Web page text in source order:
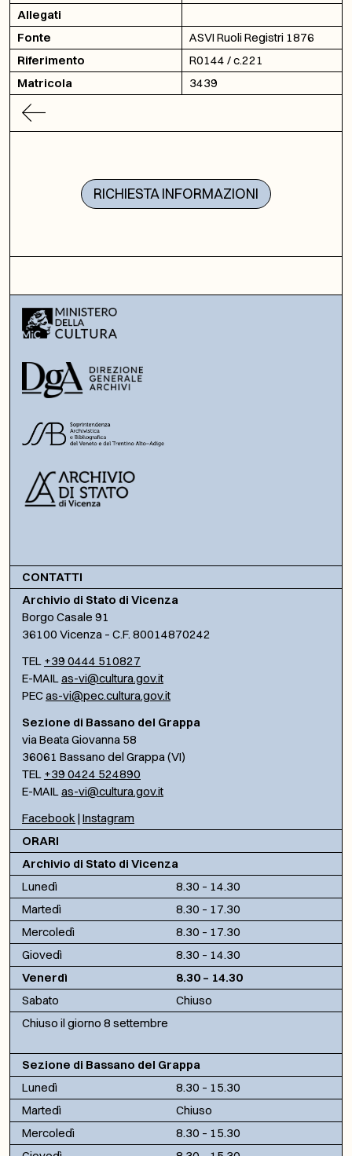
Allegati
Fonte
ASVI Ruoli Registri 1876
Riferimento
R0144 / c.221
Matricola
3439
RICHIESTA INFORMAZIONI
CONTATTI
Archivio di Stato di Vicenza
Borgo Casale 91
36100 Vicenza – C.F. 80014870242
TEL +39 0444 510827
E-MAILas-vi@cultura.gov.it
PECas-vi@pec.cultura.gov.it
Sezione di Bassano del Grappa
via Beata Giovanna 58
36061 Bassano del Grappa (VI)
TEL +39 0424 524890
E-MAILas-vi@cultura.gov.it
Facebook | Instagram
ORARI
Archivio di Stato di Vicenza
Lunedì
8.30 – 14.30
Martedì
8.30 – 17.30
Mercoledì
8.30 – 17.30
Giovedì
8.30 – 14.30
Venerdì
8.30 – 14.30
Sabato
Chiuso
Chiuso il giorno 8 settembre
Sezione di Bassano del Grappa
Lunedì
8.30 – 15.30
Martedì
Chiuso
Mercoledì
8.30 – 15.30